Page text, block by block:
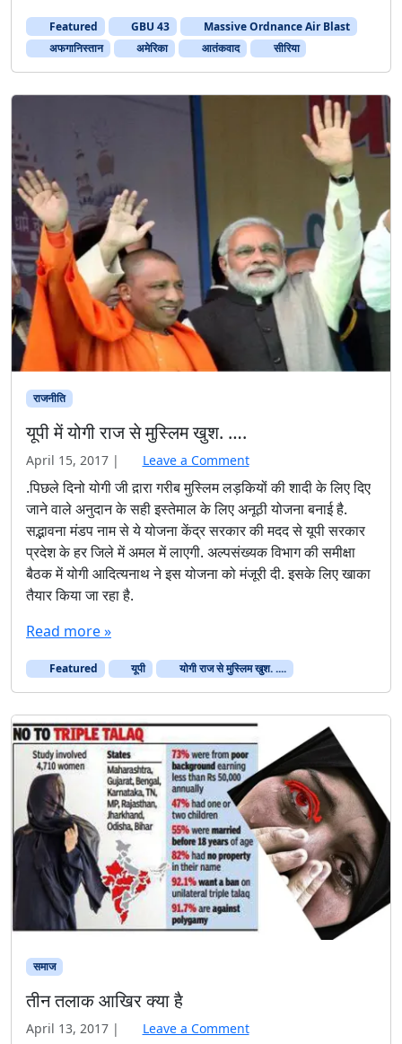
द
मि
टा
ने
को
क
पै
दा
क
को
…
Featured GBU 43
Massive Ordnance Air Blast
अफगानिस्‍तान
अमेरिका आतंकवाद सीरिया
राजनीति
यूपी में योगी राज से मुस्लिम खुश. ….
April 15, 2017 | Leave a Comment
.पिछले दिनो योगी जी द़ारा गरीब मुस्लिम लड़कियों की शादी के लिए दिए
जाने वाले अनुदान के सही इस्तेमाल के लिए अनूठी योजना बनाई है.
सद्भावना मंडप नाम से ये योजना केंद्र सरकार की मदद से यूपी सरकार
प्रदेश के हर जिले में अमल में लाएगी. अल्पसंख्यक विभाग की समीक्षा
बैठक में योगी आदित्यनाथ ने इस योजना को मंजूरी दी. इसके लिए खाका
तैयार किया जा रहा है.
Read more »
Featured यूपी योगी राज से मुस्लिम खुश. ....
समाज
तीन तलाक आखिर क्या है
April 13, 2017 | Leave a Comment